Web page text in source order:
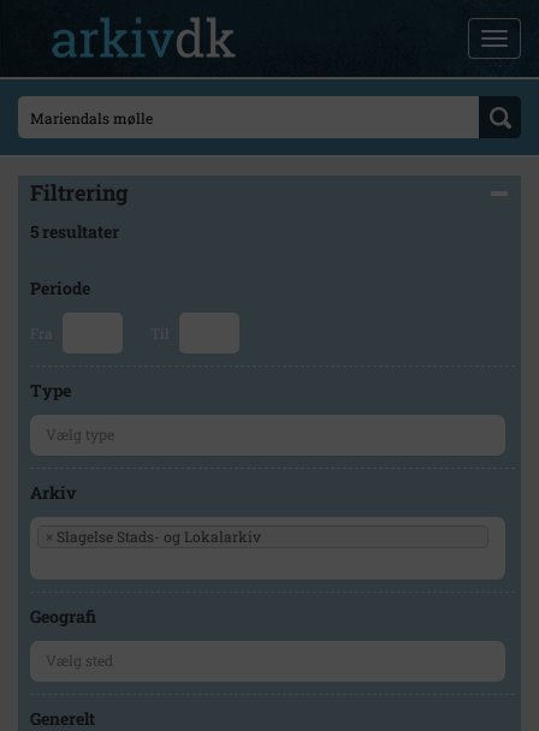
Filtrering
5 resultater
Periode
Fra Til
Type
Arkiv
× Slagelse Stads- og Lokalarkiv
Geografi
Generelt